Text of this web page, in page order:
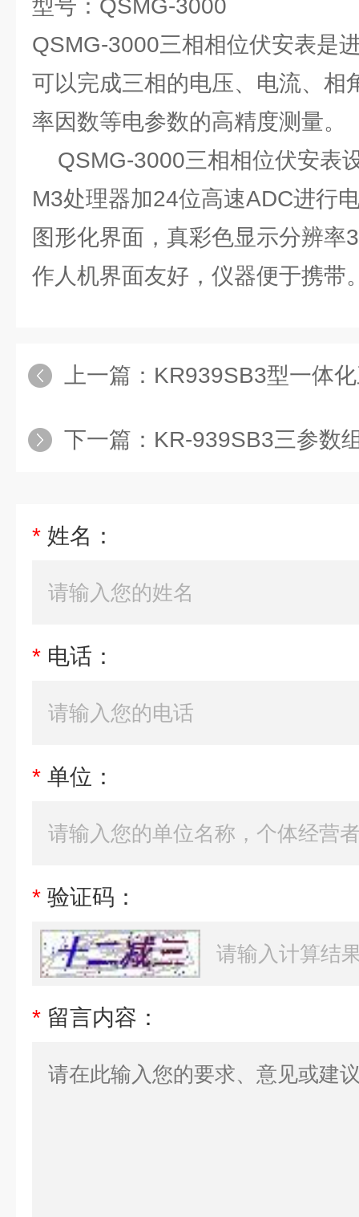
型号：QSMG-3000
QSMG-3000三相相位伏安表是
可以完成三相的电压、电流、相
率因数等电参数的高精度测量。
QSMG-3000三相相位伏安表
M3处理器加24位高速ADC进行
图形化界面，真彩色显示分辨率
作人机界面友好，仪器便于携带
上一篇： KR939SB3型一体
下一篇： KR-939SB3三参数
* 姓名：
* 电话：
* 单位：
* 验证码：
* 留言内容：